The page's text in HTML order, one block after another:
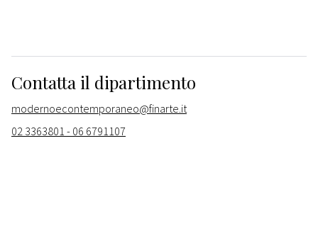
Contatta il dipartimento
modernoecontemporaneo@finarte.it
02 3363801 - 06 6791107